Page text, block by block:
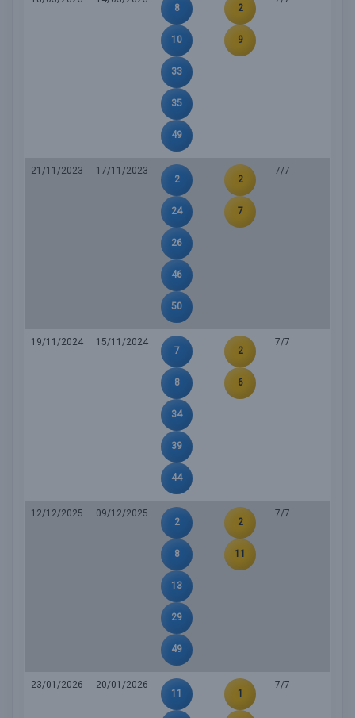
8
10
33
35
49
2
9
21/11/2023
17/11/2023
2
24
26
46
50
2
7
7/7
19/11/2024
15/11/2024
7
8
34
39
44
2
6
7/7
12/12/2025
09/12/2025
2
8
13
29
49
2
11
7/7
23/01/2026
20/01/2026
11
1
7/7